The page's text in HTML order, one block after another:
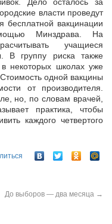
власти проведут
бесплатной вакцинации
Минздрава. На
учащиеся
В группу риска также
некоторых школах уже
одной вакцины
от производителя.
но, по словам врачей,
практика, чтобы
каждого четвертого
До выборов — два месяца →